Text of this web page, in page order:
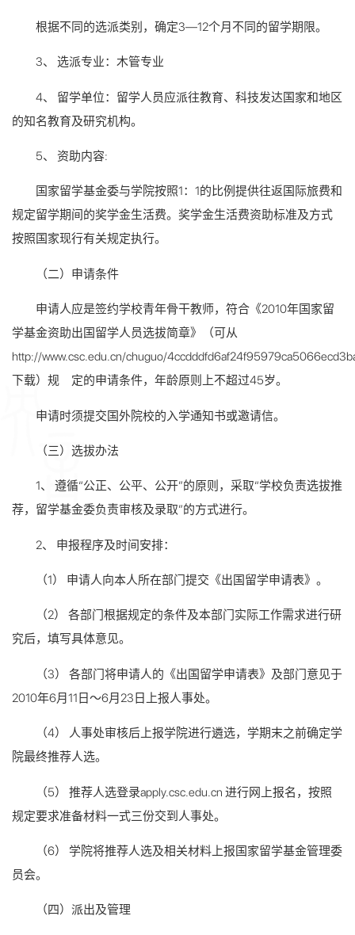
根据不同的选派类别，确定3—12个月不同的留学期限。
3、 选派专业：木管专业
4、 留学单位：留学人员应派往教育、科技发达国家和地区
的知名教育及研究机构。
5、 资助内容:
国家留学基金委与学院按照1：1的比例提供往返国际旅费和
规定留学期间的奖学金生活费。奖学金生活费资助标准及方式
按照国家现行有关规定执行。
（二）申请条件
申请人应是签约学校青年骨干教师，符合《2010年国家留
学基金资助出国留学人员选拔简章》（可从
http://www.csc.edu.cn/chuguo/
下载）规 定的申请条件，年龄原则上不超过45岁。
申请时须提交国外院校的入学通知书或邀请信。
（三）选拔办法
1、 遵循“公正、公平、公开”的原则，采取“学校负责选拔推
荐，留学基金委负责审核及录取”的方式进行。
2、 申报程序及时间安排：
（1） 申请人向本人所在部门提交《出国留学申请表》。
（2） 各部门根据规定的条件及本部门实际工作需求进行研
究后，填写具体意见。
（3） 各部门将申请人的《出国留学申请表》及部门意见于
2010年6月11日～6月23日上报人事处。
（4） 人事处审核后上报学院进行遴选，学期末之前确定学
院最终推荐人选。
（5） 推荐人选登录apply.csc.edu.cn 进行网上报名，按照
规定要求准备材料一式三份交到人事处。
（6） 学院将推荐人选及相关材料上报国家留学基金管理委
员会。
（四）派出及管理